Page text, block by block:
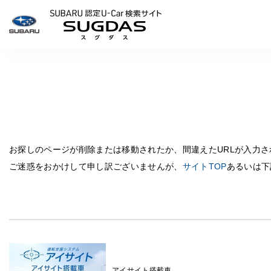
お探しのページが削除または移動されたか、間違えたURLが入力
ご迷惑をおかけして申し訳ございませんが、 サイトTOPあるいは